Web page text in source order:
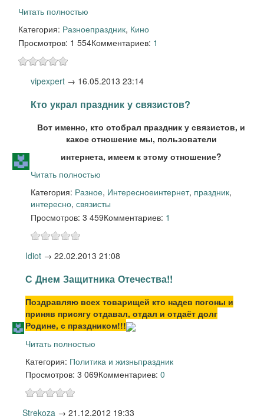
Читать полностью
Категория: Разноепраздник, Кино
Просмотров: 1 554Комментариев: 1
vipexpert → 16.05.2013 23:14
Кто украл праздник у связистов?
Вот именно, кто отобрал праздник у связистов, и
какое отношение мы, пользователи
интернета, имеем к этому отношение?
Читать полностью
Категория: Разное, Интересноеинтернет, праздник,
интересно, связисты
Просмотров: 3 459Комментариев: 1
Idiot → 22.02.2013 21:08
С Днем Защитника Отечества!!
Поздравляю всех товарищей кто надев погоны и
приняв присягу отдавал, отдал и отдаёт долг
Родине, с праздником!!!
Читать полностью
Категория: Политика и жизньпраздник
Просмотров: 3 069Комментариев: 0
Strekoza → 21.12.2012 19:33